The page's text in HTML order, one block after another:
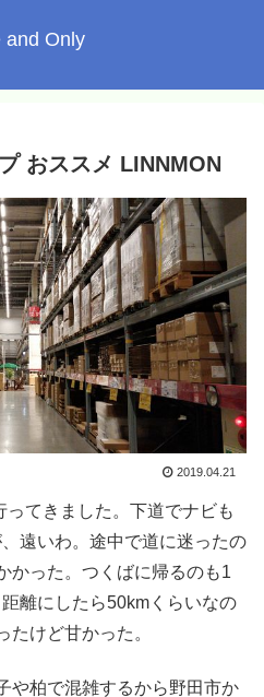
and Only
おススメ LINNMON
2019.04.21
てきました。下道でナビも
遠いわ。途中で道に迷ったの
かった。つくばに帰るのも1
離にしたら50kmくらいなの
たけど甘かった。
や柏で混雑するから野田市か